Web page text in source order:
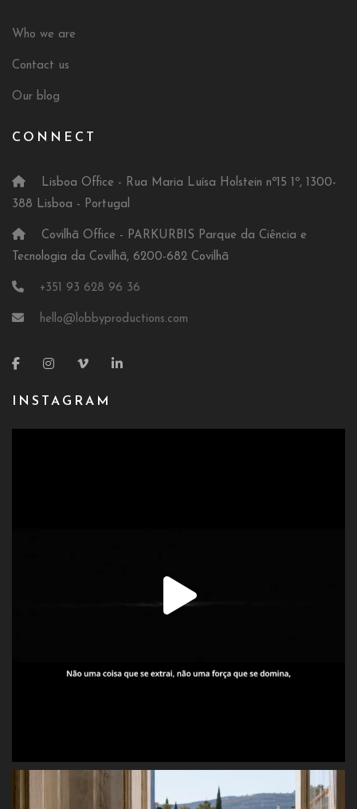
Who we are
Contact us
Our blog
CONNECT
Lisboa Office - Rua Maria Luísa Holstein nº15 1º, 1300-
388 Lisboa - Portugal
Covilhã Office - PARKURBIS Parque da Ciência e
Tecnologia da Covilhã, 6200-682 Covilhã
+351 93 628 96 36
hello@lobbyproductions.com
INSTAGRAM